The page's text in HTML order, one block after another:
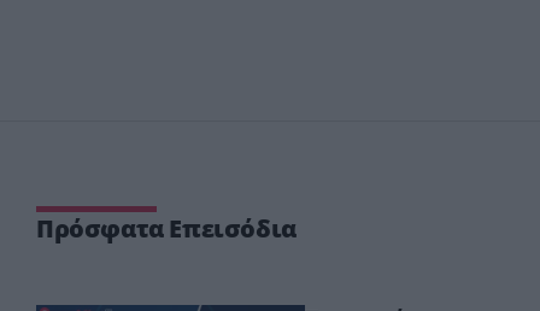
Πρόσφατα Επεισόδια